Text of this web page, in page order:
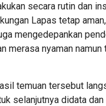
secara rutin dan
Lapas tetap
mengedepankan
merasa nyaman
temuan tersebut
selanjutnya didata